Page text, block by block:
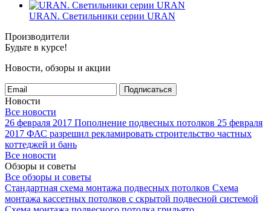
URAN. Светильники серии URAN
Производители
Будьте в курсе!
Новости, обзоры и акции
Подписаться
Новости
Все новости
26 февраля 2017 Пополнение подвесных потолков 25 февраля
2017 ФАС разрешил рекламировать строительство частных
коттеджей и бань
Все новости
Обзоры и советы
Все обзоры и советы
Стандартная схема монтажа подвесных потолков Схема
монтажа кассетных потолков с скрытой подвесной системой